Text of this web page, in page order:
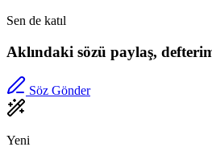
Sen de katıl
Aklındaki sözü paylaş,
Söz Gönder
Yeni